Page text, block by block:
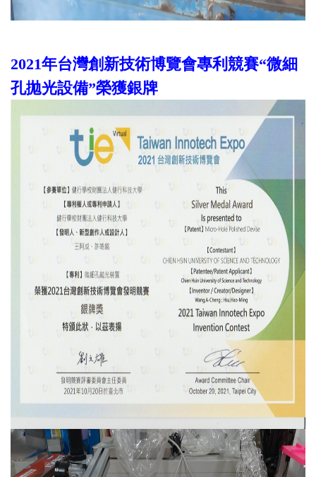
2021年台灣創新技術博覽會專利競賽“微細
孔拋光設備”榮獲銀牌